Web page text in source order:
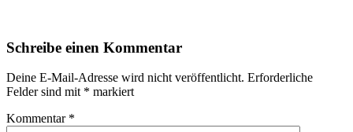
Schreibe einen Kommentar
Deine E-Mail-Adresse wird nicht veröffentlicht. Erforderliche
Felder sind mit * markiert
Kommentar *